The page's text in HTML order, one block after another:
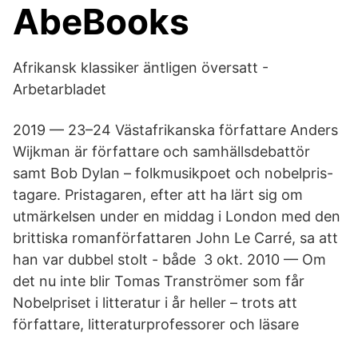
AbeBooks
Afrikansk klassiker äntligen översatt -
Arbetarbladet
2019 — 23–24 Västafrikanska författare Anders
Wijkman är författare och samhällsdebattör
samt Bob Dylan – folkmusikpoet och nobelpris-
tagare. Pristagaren, efter att ha lärt sig om
utmärkelsen under en middag i London med den
brittiska romanförfattaren John Le Carré, sa att
han var dubbel stolt - både 3 okt. 2010 — Om
det nu inte blir Tomas Tranströmer som får
Nobelpriset i litteratur i år heller – trots att
författare, litteraturprofessorer och läsare